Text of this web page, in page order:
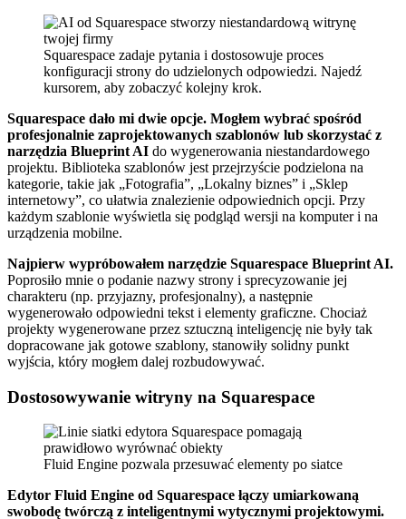
Squarespace zadaje pytania i dostosowuje proces
konfiguracji strony do udzielonych odpowiedzi. Najedź
kursorem, aby zobaczyć kolejny krok.
Squarespace dało mi dwie opcje. Mogłem wybrać spośród
profesjonalnie zaprojektowanych szablonów lub skorzystać z
narzędzia Blueprint AI do wygenerowania niestandardowego
projektu. Biblioteka szablonów jest przejrzyście podzielona na
kategorie, takie jak „Fotografia”, „Lokalny biznes” i „Sklep
internetowy”, co ułatwia znalezienie odpowiednich opcji. Przy
każdym szablonie wyświetla się podgląd wersji na komputer i na
urządzenia mobilne.
Najpierw wypróbowałem narzędzie Squarespace Blueprint AI.
Poprosiło mnie o podanie nazwy strony i sprecyzowanie jej
charakteru (np. przyjazny, profesjonalny), a następnie
wygenerowało odpowiedni tekst i elementy graficzne. Chociaż
projekty wygenerowane przez sztuczną inteligencję nie były tak
dopracowane jak gotowe szablony, stanowiły solidny punkt
wyjścia, który mogłem dalej rozbudowywać.
Dostosowywanie witryny na Squarespace
Fluid Engine pozwala przesuwać elementy po siatce
Edytor Fluid Engine od Squarespace łączy umiarkowaną
swobodę twórczą z inteligentnymi wytycznymi projektowymi.